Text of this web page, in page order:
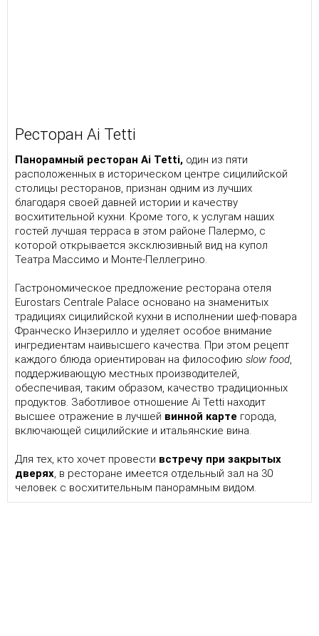
Ресторан Ai Tetti
Панорамный ресторан Ai Tetti, один из пяти
расположенных в историческом центре сицилийской
столицы ресторанов, признан одним из лучших
благодаря своей давней истории и качеству
восхитительной кухни. Кроме того, к услугам наших
гостей лучшая терраса в этом районе Палермо, с
которой открывается эксклюзивный вид на купол
Театра Массимо и Монте-Пеллегрино.
Гастрономическое предложение ресторана отеля
Eurostars Centrale Palace основано на знаменитых
традициях сицилийской кухни в исполнении шеф-повара
Франческо Инзерилло и уделяет особое внимание
ингредиентам наивысшего качества. При этом рецепт
каждого блюда ориентирован на философию slow food,
поддерживающую местных производителей,
обеспечивая, таким образом, качество традиционных
продуктов. Заботливое отношение Ai Tetti находит
высшее отражение в лучшей винной карте города,
включающей сицилийские и итальянские вина.
Для тех, кто хочет провести встречу при закрытых
дверях, в ресторане имеется отдельный зал на 30
человек с восхитительным панорамным видом.